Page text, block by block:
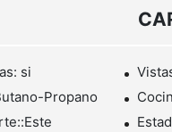
si
Propano